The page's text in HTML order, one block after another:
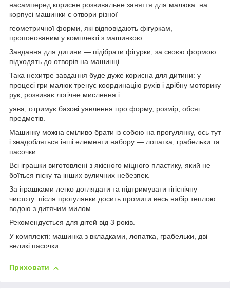
насамперед корисне розвивальне заняття для малюка: на
корпусі машинки є отвори різної
геометричної форми, які відповідають фігуркам,
пропонованим у комплекті з машинкою.
Завдання для дитини — підібрати фігурки, за своєю формою
підходять до отворів на машинці.
Така нехитре завдання буде дуже корисна для дитини: у
процесі гри малюк тренує координацію рухів і дрібну моторику
рук, розвиває логічне мислення і
уява, отримує базові уявлення про форму, розмір, обсяг
предметів.
Машинку можна сміливо брати із собою на прогулянку, ось тут
і знадобляться інші елементи набору — лопатка, грабельки та
пасочки.
Всі іграшки виготовлені з якісного міцного пластику, який не
боїться піску та інших вуличних небезпек.
За іграшками легко доглядати та підтримувати гігієнічну
чистоту: після прогулянки досить промити весь набір теплою
водою з дитячим милом.
Рекомендується для дітей від 3 років.
У комплекті: машинка з вкладками, лопатка, грабельки, дві
великі пасочки.
Приховати